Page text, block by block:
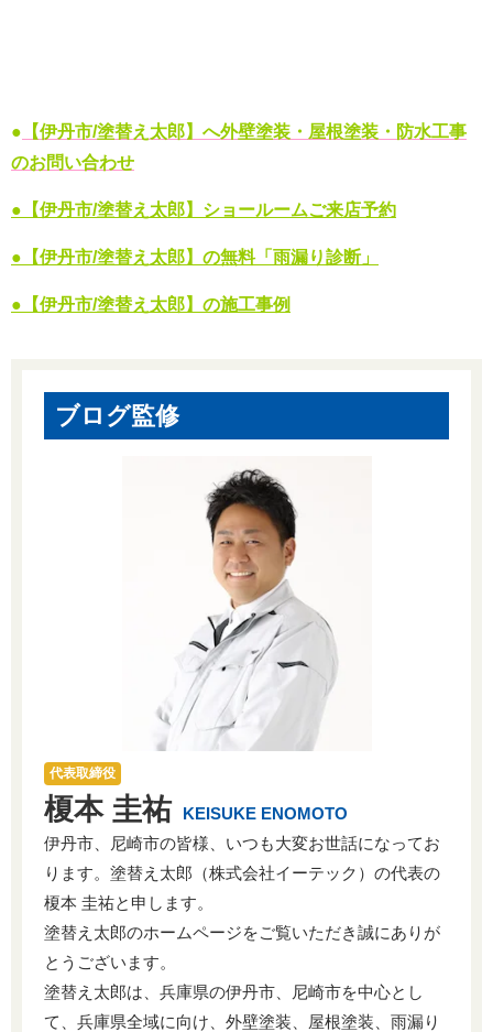
● 【伊丹市/塗替え太郎】へ外壁塗装・屋根塗装・防水工事
のお問い合わせ
●【伊丹市/塗替え太郎】ショールームご来店予約
●【伊丹市/塗替え太郎】の無料「雨漏り診断」
●【伊丹市/塗替え太郎】の施工事例
ブログ監修
代表取締役
榎本 圭祐
KEISUKE ENOMOTO
伊丹市、尼崎市の皆様、いつも大変お世話になってお
ります。塗替え太郎（株式会社イーテック）の代表の
榎本 圭祐と申します。
塗替え太郎のホームページをご覧いただき誠にありが
とうございます。
塗替え太郎は、兵庫県の伊丹市、尼崎市を中心とし
て、兵庫県全域に向け、外壁塗装、屋根塗装、雨漏り